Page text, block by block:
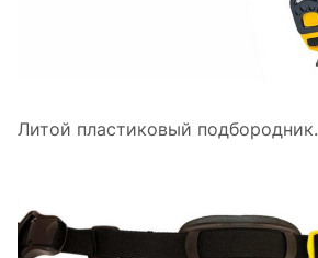
Литой пластиковый подбородник.